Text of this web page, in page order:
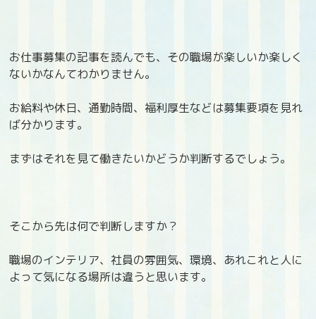
お仕事募集の記事を読んでも、その職場が楽しいか楽しく
ないかなんてわかりません。
お給料や休日、通勤時間、福利厚生などは募集要項を見れ
ば分かります。
まずはそれを見て働きたいかどうか判断するでしょう。
そこから先は何で判断しますか？
職場のインテリア、社員の雰囲気、環境、あれこれと人に
よって気になる場所は違うと思います。